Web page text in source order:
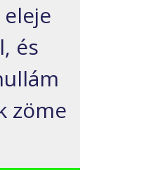
és
zöme